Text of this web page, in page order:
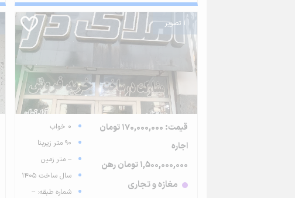
1 تصویر
قیمت: 170,000,000 تومان
اجاره
1,500,000,000 تومان رهن
مغازه و تجاری
0 خواب
90 متر زیربنا
-- متر زمین
سال ساخت 1405
شماره طبقه: --